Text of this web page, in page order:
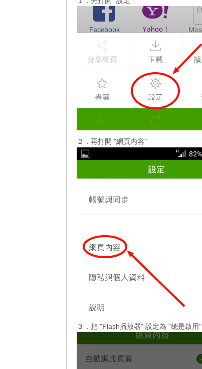
２．再打開 "網頁內容"
３．把 "Flash播放器" 設定為 "總是啟用"